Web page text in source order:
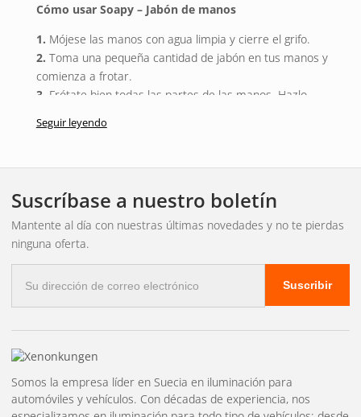
Cómo usar Soapy – Jabón de manos
1. Mójese las manos con agua limpia y cierre el grifo.
2. Toma una pequeña cantidad de jabón en tus manos y
comienza a frotar.
3. Frótate bien todas las partes de las manos. Hazlo
4.Enjuágate bien las manos.
también ayuda a minimizar la cantidad de grasa y manchas
que terminan en el interior de su vehículo.
Seguir leyendo
Suscríbase a nuestro boletín
Mantente al día con nuestras últimas novedades y no te pierdas
ninguna oferta.
electrónico
Suscribir
Somos la empresa líder en Suecia en iluminación para
automóviles y vehículos. Con décadas de experiencia, nos